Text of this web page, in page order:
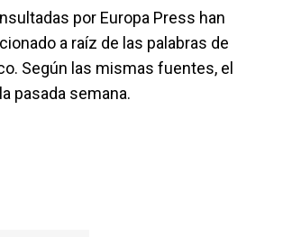
por Europa Press han
a raíz de las palabras de
Según las mismas fuentes, el
pasada semana.